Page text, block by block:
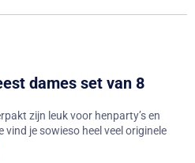
dames set van 8
zijn leuk voor henparty’s en
vind je sowieso heel veel originele